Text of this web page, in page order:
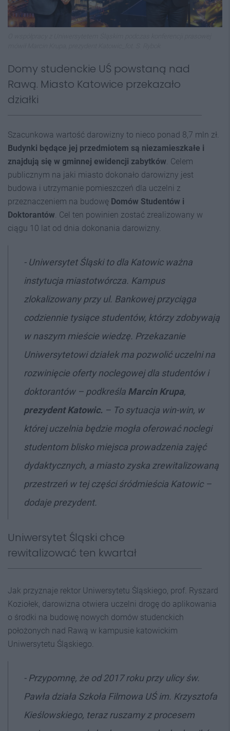
Domy studenckie UŚ powstaną nad
Rawą. Miasto Katowice przekazało
działki
Szacunkowa wartość darowizny to nieco ponad 8,7 mln zł.
Budynki będące jej przedmiotem są niezamieszkałe i
znajdują się w gminnej ewidencji zabytków. Celem
publicznym na jaki miasto dokonało darowizny jest
budowa i utrzymanie pomieszczeń dla uczelni z
przeznaczeniem na budowę Domów Studentów i
Doktorantów. Cel ten powinien zostać zrealizowany w
ciągu 10 lat od dnia dokonania darowizny.
- Uniwersytet Śląski to dla Katowic ważna
instytucja miastotwórcza. Kampus
zlokalizowany przy ul. Bankowej przyciąga
codziennie tysiące studentów, którzy zdobywają
w naszym mieście wiedzę. Przekazanie
Uniwersytetowi działekma pozwolić uczelni na
rozwinięcie oferty noclegowej dla studentów i
doktorantów– podkreśla Marcin Krupa,
prezydent Katowic. – To sytuacja win-win, w
której uczelnia będzie mogła oferować noclegi
studentom blisko miejsca prowadzenia zajęć
dydaktycznych, a miasto zyska zrewitalizowaną
przestrzeń w tej części śródmieścia Katowic –
dodaje prezydent.
Uniwersytet Śląski chce
rewitalizować ten kwartał
Jak przyznaje rektor Uniwersytetu Śląskiego, prof. Ryszard
Koziołek, darowizna otwiera uczelni drogę do aplikowania
o środki na budowę nowych domów studenckich
położonych nad Rawą w kampusie katowickim
Uniwersytetu Śląskiego.
- Przypomnę, że od 2017 roku przy ulicy św.
Pawła działa Szkoła Filmowa UŚ im. Krzysztofa
Kieślowskiego, teraz ruszamy z procesem